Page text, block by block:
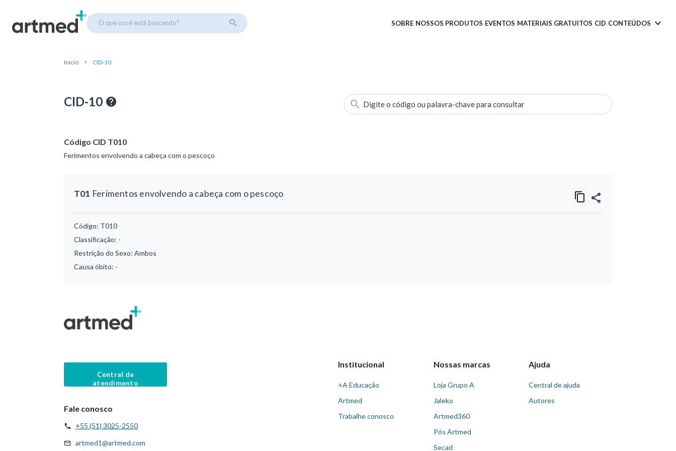
O que você está buscando? SOBRE NOSSOS PRODUTOS EVENTOS MATERIAIS GRATUITOS CID CONTEÚDOS
Início CID-10
CID-10 Digite o código ou palavra-chave para consultar
Código CID T010
Ferimentos envolvendo a cabeça com o pescoço
T01 Ferimentos envolvendo a cabeça com o pescoço
Código: T010
Classificação: -
Restrição do Sexo: Ambos
Causa óbito: -
Central de
atendimento
Fale conosco
+55 (51) 3025-2550
artmed1@artmed.com
Institucional
+A Educação
Artmed
Trabalhe conosco
Nossas marcas
Loja Grupo A
Jaleko
Artmed360
Pós Artmed
Secad
Ajuda
Central de ajuda
Autores